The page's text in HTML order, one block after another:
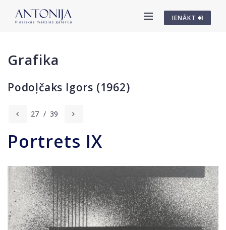
IENĀKT
Grafika
Podoļčaks Igors (1962)
27 / 39
Portrets IX